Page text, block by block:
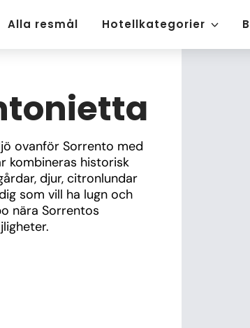
Alla resmål Hotellkategorier
ovanför Sorrento med
kombineras historisk
djur, citronlundar
som vill ha lugn och
nära Sorrentos